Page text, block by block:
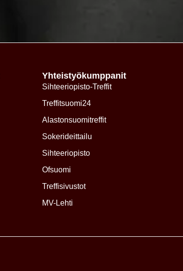
Yhteistyökumppanit
Sihteeriopisto-Treffit
Treffitsuomi24
Alastonsuomitreffit
Sokerideittailu
Sihteeriopisto
Ofsuomi
Treffisivustot
MV-Lehti